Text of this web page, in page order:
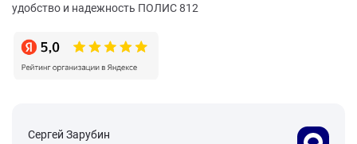
удобство и надежность ПОЛИС 812
Сергей Зарубин